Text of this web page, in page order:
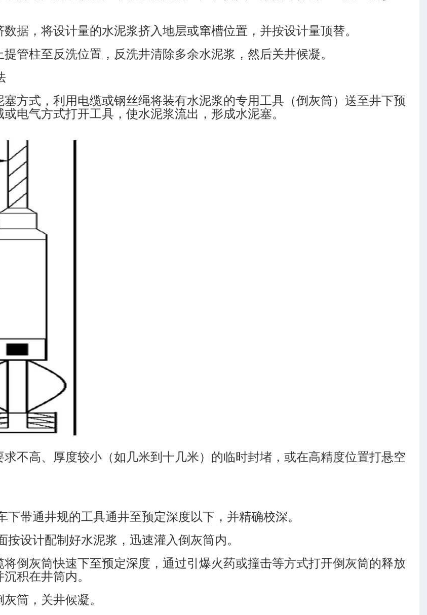
据，将设计量的水泥浆挤入地层或窜槽位置，并按设计量顶替。
管柱至反洗位置，反洗井清除多余水泥浆，然后关井候凝。
方式，利用电缆或钢丝绳将装有水泥浆的专用工具（倒灰筒）送至井下预
电气方式打开工具，使水泥浆流出，形成水泥塞。
不高、厚度较小（如几米到十几米）的临时封堵，或在高精度位置打悬空
带通井规的工具通井至预定深度以下，并精确校深。
设计配制好水泥浆，迅速灌入倒灰筒内。
倒灰筒快速下至预定深度，通过引爆火药或撞击等方式打开倒灰筒的释放
积在井筒内。
筒，关井候凝。